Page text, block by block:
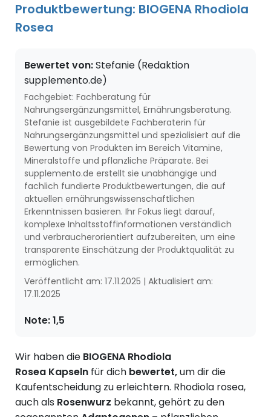
Produktbewertung: BIOGENA Rhodiola
Rosea
Bewertet von:Stefanie (Redaktion
supplemento.de)
Fachgebiet: Fachberatung für
Nahrungsergänzungsmittel, Ernährungsberatung.
Stefanie ist ausgebildete Fachberaterin für
Nahrungsergänzungsmittel und spezialisiert auf die
Bewertung von Produkten im Bereich Vitamine,
Mineralstoffe und pflanzliche Präparate. Bei
supplemento.de erstellt sie unabhängige und
fachlich fundierte Produktbewertungen, die auf
aktuellen ernährungswissenschaftlichen
Erkenntnissen basieren. Ihr Fokus liegt darauf,
komplexe Inhaltsstoffinformationen verständlich
und verbraucherorientiert aufzubereiten, um eine
transparente Einschätzung der Produktqualität zu
ermöglichen.
Veröffentlicht am: 17.11.2025 | Aktualisiert am:
17.11.2025
Note:1,5
Wir haben die BIOGENA Rhodiola
Rosea Kapseln für dich bewertet,um dir die
Kaufentscheidung zu erleichtern. Rhodiola rosea,
auch als Rosenwurz bekannt, gehört zu den